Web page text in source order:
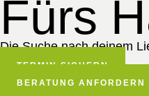
Fürs
Die Suche nach deinem
TERMIN SICHERN
BERATUNG ANFORDERN